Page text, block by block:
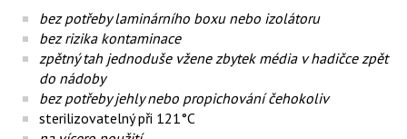
bez potřeby laminárního boxu nebo izolátoru
bez rizika kontaminace
zpětný tah jednoduše vžene zbytek média v hadičce zpět
do nádoby
bez potřeby jehly nebo propichování čehokoliv
sterilizovatelný při 121°C